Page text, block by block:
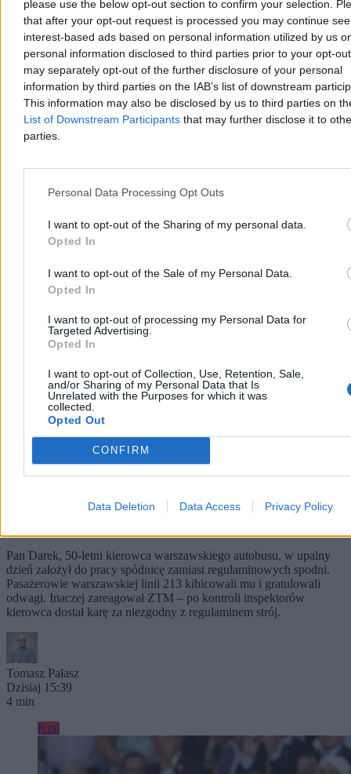
please use the below opt-out section to confirm your selection.
that after your opt-out request is processed you may continue
interest-based ads based on personal information utilized by us or
personal information disclosed to third parties prior to your opt-
may separately opt-out of the further disclosure of your personal
information by third parties on the IAB’s list of downstream
This information may also be disclosed by us to third parties on
List of Downstream Participants that may further disclose it to
parties.
Personal Data Processing Opt Outs
I want to opt-out of the Sharing of my personal data.
Opted In
I want to opt-out of the Sale of my Personal Data.
Opted In
I want to opt-out of processing my Personal Data for
Targeted Advertising.
Opted In
I want to opt-out of Collection, Use, Retention, Sale,
and/or Sharing of my Personal Data that Is
Unrelated with the Purposes for which it was
collected.
Opted Out
CONFIRM
Data Deletion Data Access Privacy Policy
Dzisiaj 17:23
4 min
Reklama
Reklama
Kierowca autobusu przyszedł do pracy w
Pan Darek, 50-letni kierowca warszawskiego autobusu, w upalny
dzień założył do pracy spódnicę zamiast regulaminowych spodni.
Pasażerowie warszawskiej linii 213 kibicowali mu i gratulowali
odwagi. Inaczej zareagował ZTM – po kontroli inspektorów
kierowca dostał karę za niezgodny z regulaminem strój.
Tomasz Pałasz
Dzisiaj 15:39
4 min
Kraj